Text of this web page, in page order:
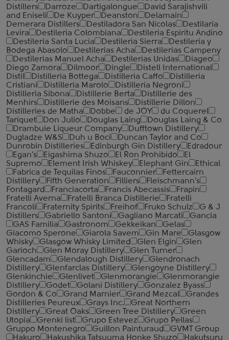
Distillers
Darroze Dartigalongue
David Sarajishvili
and Eniseli
De Kuyper Deanston
Delamain
Demerara Distillers
Destiladora San Nicolas
Destilaria
Levira
Destileria Colombiana
Destileria Espiritu Andino
Destileria Santa Lucia
Destileria Sierra
Destileria y
Bodega Abasolo
Destilerias Acha
Destilerias Campeny
Destilerias Manuel Acha
Destilerias Unidas
Diageo
Diego Zamora
Dilmoor Dingle
Distell International
Distil
Distilleria Bottega Distilleria Caffo
Distilleria
Cristiani
Distilleria Marolo
Distilleria Negroni
Distilleria Sibona
Distillerie Berta
Distillerie des
Menhirs
Distillerie des Moisans
Distillerie Dillon
Distilleries de Matha
Dobbe de JOY
du Coquerel
Tariquet
Don Julio Douglas Laing
Douglas Laing & Co
Drambuie Liqueur Company
Dufftown Distillery
Dugladze W&S
Duh u Boci
Duncan Taylor and Co
Dunrobin Distilleries
Edinburgh Gin Distillery
Edradour
Egan's
Eigashima Shuzo El Ron Prohibido
El
Supremo
Element Irish Whiskey Elephant Gin
Ethical
Fabrica de Tequilas Finos
Fauconnier
Fettercairn
Distillery
Fifth Generation Filliers
Fleischmann's
Fontagard
Franciacorta Francis Abecassis
Frapin
Fratelli Averna
Fratelli Branca Distillerie
Fratelli
‎Francoli
Fraternity Spirits Freihof Fruko Schulz
G & J
Distillers
Gabriello Santoni Gagliano Marcati
Gancia
GAS Familia
Gastronom Gekkeikan
Gelas
Giacomo Sperone
Giarola Savem Gin Mare
Glasgow
Whisky
Glasgow Whisky Limited Glen Elgin
Glen
Garioch
Glen Moray Distillery
Glen Turner
Glencadam
Glendalough Distillery
Glendronach
Distillery
Glenfarclas Distillery
Glengoyne Distillery
Glenkinchie
Glenlivet Glenmorangie
Glenmorangie
Distillery
Godet Golani Distillery
Gonzalez Byass
Gordon & Co
Grand Marnier Grand Mezcal
Grandes
Distilleries Peureux
Grays Inc.
Great Northern
Distillery
Great Oaks Green Tree Distillery
Green
Utopia
Grenki list Grupo Estevez
Grupo Pellas
Gruppo Montenegro
Guillon Painturaud
GVMT Group
Hakuro
Hakushika Tatsuuma Honke Shuzo
Hakutsuru